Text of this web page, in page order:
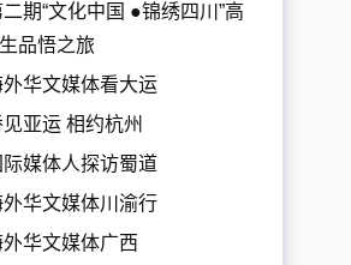
期“文化中国 ●锦绣四川”高
品悟之旅
华文媒体看大运
亚运 相约杭州
媒体人探访蜀道
华文媒体川渝行
华文媒体广西